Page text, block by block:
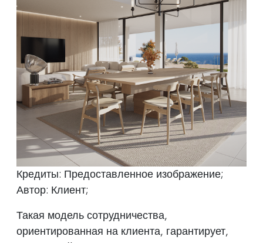
Кредиты: Предоставленное изображение;
Автор: Клиент;
Такая модель сотрудничества,
ориентированная на клиента, гарантирует,